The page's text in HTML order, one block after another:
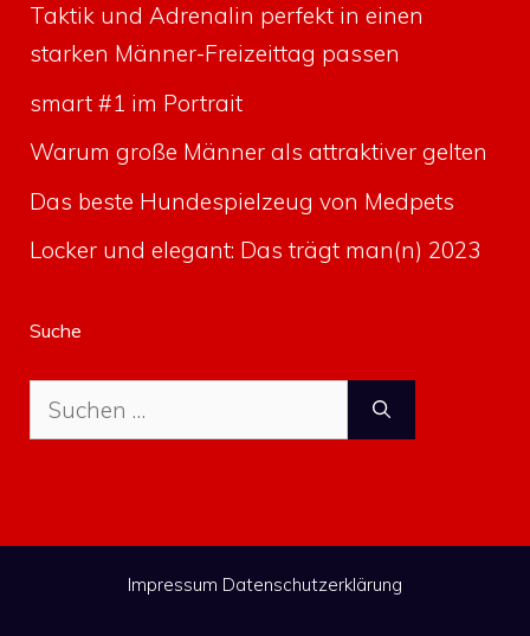
Taktik und Adrenalin perfekt in einen
starken Männer-Freizeittag passen
smart #1 im Portrait
Warum große Männer als attraktiver gelten
Das beste Hundespielzeug von Medpets
Locker und elegant: Das trägt man(n) 2023
Suche
Suche
nach:
Impressum Datenschutzerklärung